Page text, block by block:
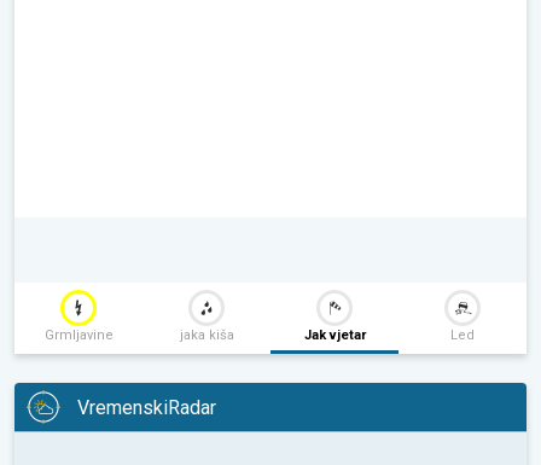
Grmljavine jaka kiša Jak vjetar Led
VremenskiRadar